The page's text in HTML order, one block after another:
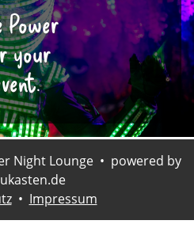
Power
your
Night Lounge • powered by
• Impressum